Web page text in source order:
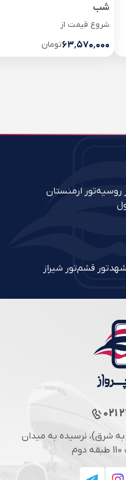
شب
شروع قیمت از
۶۳٬۵۷۰٬۰۰۰تومان
روسیهتور ارمنستان
تور قشمتور شیراز
021
به شرق)، نرسیده به میدان